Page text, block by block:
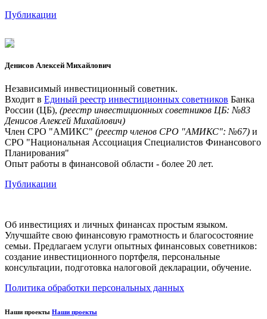
Публикации
Денисов Алексей Михайлович
Независимый инвестиционный советник.
Входит в Единый реестр инвестиционных советников Банка
России (ЦБ), (реестр инвестиционных советников ЦБ: №83
Денисов Алексей Михайлович)
Член СРО "АМИКС" (реестр членов СРО "АМИКС": №67) и
СРО "Национальная Ассоциация Специалистов Финансового
Планирования"
Опыт работы в финансовой области - более 20 лет.
Публикации
Об инвестициях и личных финансах простым языком.
Улучшайте свою финансовую грамотность и благосостояние
семьи. Предлагаем услуги опытных финансовых советников:
создание инвестиционного портфеля, персональные
консультации, подготовка налоговой декларации, обучение.
Политика обработки персональных данных
Наши проекты Наши проекты